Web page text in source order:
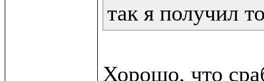
Хорошо, что